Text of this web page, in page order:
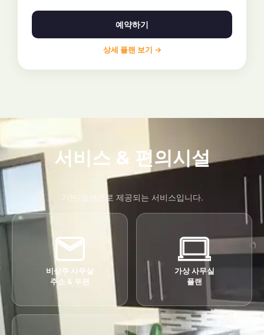
예약하기
상세 플랜 보기 →
서비스 & 편의시설
기본/옵션으로 제공되는 서비스입니다.
비상주 사무실
주소 & 우편
가상 사무실
플랜